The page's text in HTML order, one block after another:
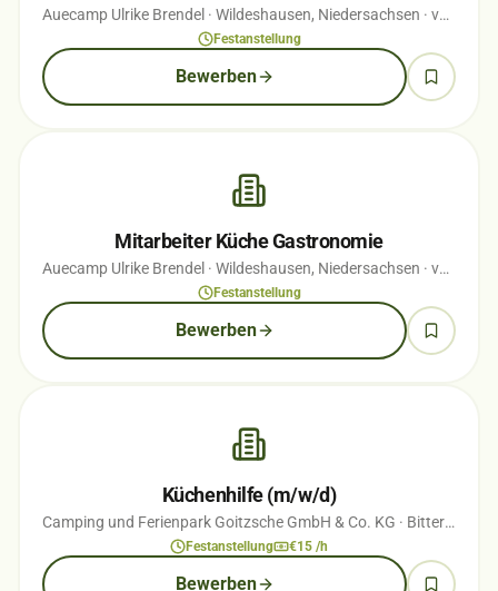
Auecamp Ulrike Brendel · Wildeshausen, Niedersachsen · vor 1 Wochen
Festanstellung
Bewerben
Mitarbeiter Küche Gastronomie
Auecamp Ulrike Brendel · Wildeshausen, Niedersachsen · vor 1 Wochen
Festanstellung
Bewerben
Küchenhilfe (m/w/d)
Camping und Ferienpark Goitzsche GmbH & Co. KG · Bitterfeld-Wolfen, Sachsen-Anhalt
Festanstellung €15 /h
Bewerben